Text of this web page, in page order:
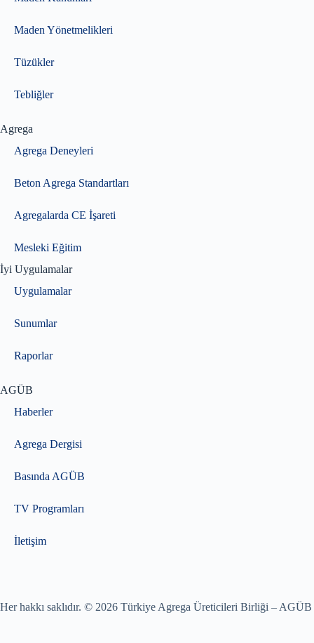
Maden Yönetmelikleri
Tüzükler
Tebliğler
Agrega
Agrega Deneyleri
Beton Agrega Standartları
Agregalarda CE İşareti
Mesleki Eğitim
İyi Uygulamalar
Uygulamalar
Sunumlar
Raporlar
AGÜB
Haberler
Agrega Dergisi
Basında AGÜB
TV Programları
İletişim
Her hakkı saklıdır. © 2026 Türkiye Agrega Üreticileri Birliği – AGÜB